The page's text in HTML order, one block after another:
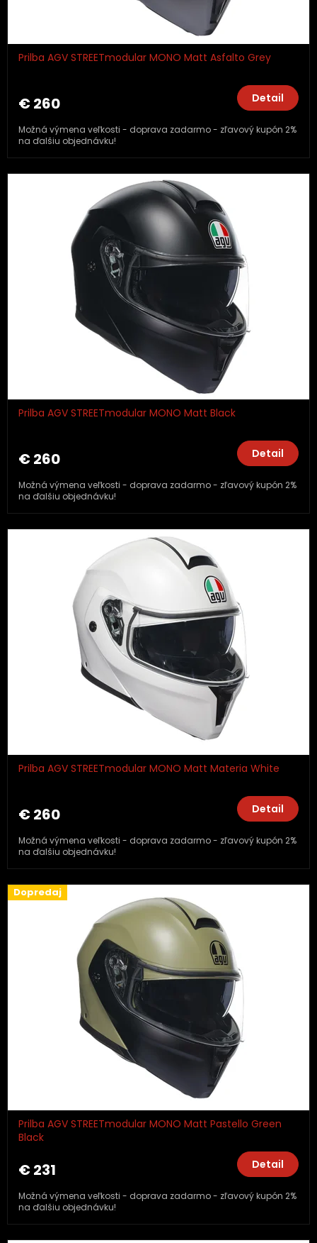
Prilba AGV STREETmodular MONO Matt Asfalto Grey
€ 260 Detail
Možná výmena veľkosti - doprava zadarmo - zľavový kupón 2%
na ďalšiu objednávku!
Prilba AGV STREETmodular MONO Matt Black
€ 260 Detail
Možná výmena veľkosti - doprava zadarmo - zľavový kupón 2%
na ďalšiu objednávku!
Prilba AGV STREETmodular MONO Matt Materia White
€ 260 Detail
Možná výmena veľkosti - doprava zadarmo - zľavový kupón 2%
na ďalšiu objednávku!
Dopredaj
Prilba AGV STREETmodular MONO Matt Pastello Green
Black
€ 231 Detail
Možná výmena veľkosti - doprava zadarmo - zľavový kupón 2%
na ďalšiu objednávku!